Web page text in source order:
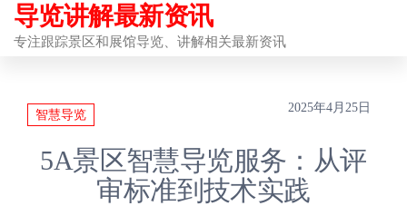
前
往
导览讲解最新资讯
专注跟踪景区和展馆导览、讲解相关最新资讯
智慧导览
2025年4月25日
5A景区智慧导览服务：从评
审标准到技术实践